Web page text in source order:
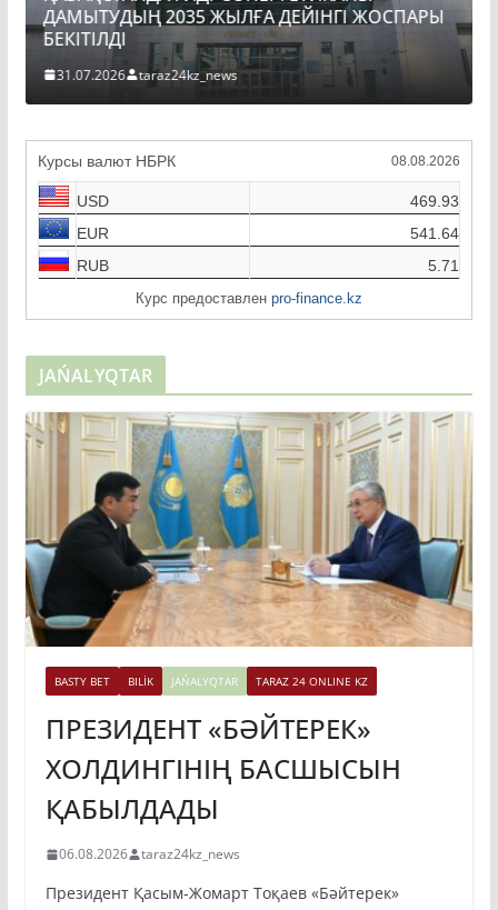
ПРЕЗИДЕНТ «БӘЙТЕРЕК» ХОЛДИНГІНІҢ
БАСШЫСЫН ҚАБЫЛДАДЫ
06.08.2026 taraz24kz_news
Курсы валют НБРК 08.08.2026
USD
469.93
EUR
541.64
RUB
5.71
Курс предоставлен pro-finance.kz
JAŃALYQTAR
BASTY BET BILİK JAŃALYQTAR TARAZ 24 ONLINE KZ
ПРЕЗИДЕНТ «БӘЙТЕРЕК»
ХОЛДИНГІНІҢ БАСШЫСЫН
ҚАБЫЛДАДЫ
06.08.2026 taraz24kz_news
Президент Қасым-Жомарт Тоқаев «Бәйтерек»